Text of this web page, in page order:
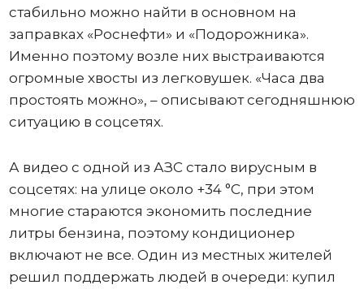
стабильно можно найти в основном на
заправках «Роснефти» и «Подорожника».
Именно поэтому возле них выстраиваются
огромные хвосты из легковушек. «Часа два
простоять можно», – описывают сегодняшнюю
ситуацию в соцсетях.
А видео с одной из АЗС стало вирусным в
соцсетях: на улице около +34 °C, при этом
многие стараются экономить последние
литры бензина, поэтому кондиционер
включают не все. Один из местных жителей
решил поддержать людей в очереди: купил